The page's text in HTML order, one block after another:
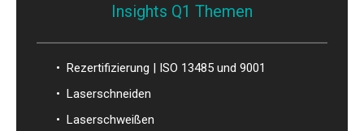
Insights Q1 Themen
• Rezertifizierung | ISO 13485 und 9001
• Laserschneiden
• Laserschweißen